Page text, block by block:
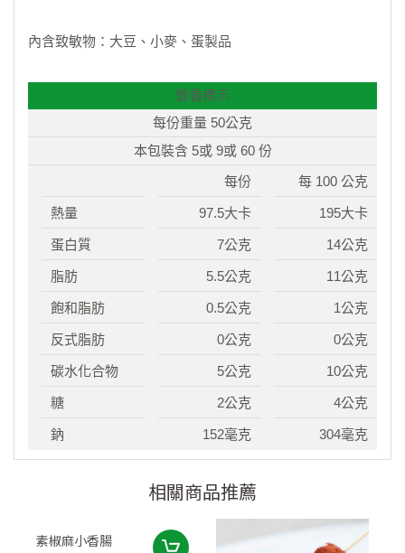
內含致敏物：大豆、小麥、蛋製品
營養標示
每份重量 50公克
本包裝含 5或 9或 60 份
熱量
蛋白質
脂肪
飽和脂肪
反式脂肪
碳水化合物
糖
鈉
每份
97.5大卡
7公克
5.5公克
0.5公克
0公克
5公克
2公克
152毫克
每 100 公克
195大卡
14公克
11公克
1公克
0公克
10公克
4公克
304毫克
相關商品推薦
素椒麻小香腸